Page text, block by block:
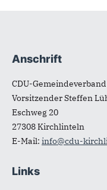
Fußbereich
Anschrift
CDU-
Vorsitzender Steffen
Eschweg 20
27308Kirchlinteln
E-Mail: info@cdu-
Links